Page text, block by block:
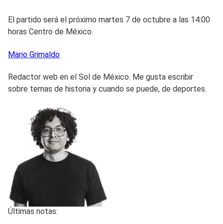
El partido será el próximo martes 7 de octubre a las 14:00
horas Centro de México.
Mario Grimaldo
Redactor web en el Sol de México. Me gusta escribir
sobre temas de historia y cuando se puede, de deportes.
Últimas notas: